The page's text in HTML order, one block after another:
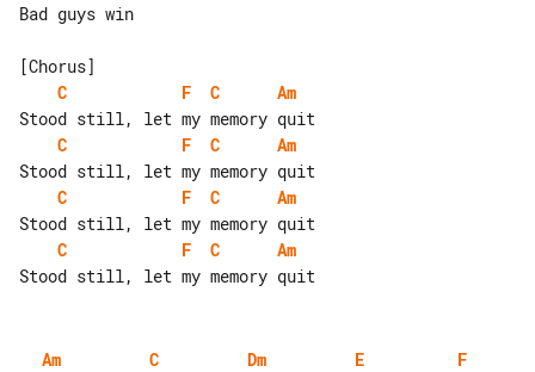
Bad guys win
C
F C
Am
C
F C
Am
C
F C
Am
C
F C
Am
Am C Dm E F